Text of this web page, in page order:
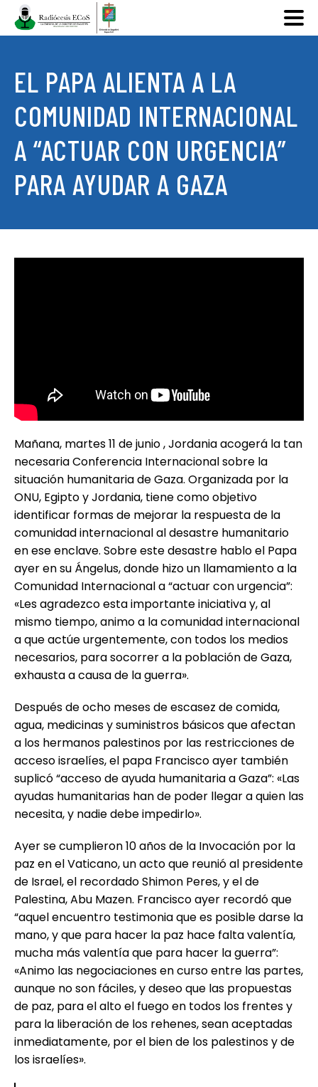
EL PAPA ALIENTA A LA
COMUNIDAD INTERNACIONAL
A “ACTUAR CON URGENCIA”
PARA AYUDAR A GAZA
Mañana, martes 11 de junio , Jordania acogerá la tan
necesaria Conferencia Internacional sobre la
situación humanitaria de Gaza. Organizada por la
ONU, Egipto y Jordania, tiene como objetivo
identificar formas de mejorar la respuesta de la
comunidad internacional al desastre humanitario
en ese enclave. Sobre este desastre hablo el Papa
ayer en su Ángelus, donde hizo un llamamiento a la
Comunidad Internacional a “actuar con urgencia”:
«Les agradezco esta importante iniciativa y, al
mismo tiempo, animo a la comunidad internacional
a que actúe urgentemente, con todos los medios
necesarios, para socorrer a la población de Gaza,
exhausta a causa de la guerra».
Después de ocho meses de escasez de comida,
agua, medicinas y suministros básicos que afectan
a los hermanos palestinos por las restricciones de
acceso israelíes, el papa Francisco ayer también
suplicó “acceso de ayuda humanitaria a Gaza”: «Las
ayudas humanitarias han de poder llegar a quien las
necesita, y nadie debe impedirlo».
Ayer se cumplieron 10 años de la Invocación por la
paz en el Vaticano, un acto que reunió al presidente
de Israel, el recordado Shimon Peres, y el de
Palestina, Abu Mazen. Francisco ayer recordó que
“aquel encuentro testimonia que es posible darse la
mano, y que para hacer la paz hace falta valentía,
mucha más valentía que para hacer la guerra”:
«Animo las negociaciones en curso entre las partes,
aunque no son fáciles, y deseo que las propuestas
de paz, para el alto el fuego en todos los frentes y
para la liberación de los rehenes, sean aceptadas
inmediatamente, por el bien de los palestinos y de
los israelíes».